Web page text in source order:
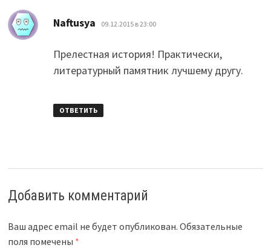
Naftusya 09.12.2015 в 23:00
Прелестная история! Практически,
литературный памятник лучшему другу.
ОТВЕТИТЬ
Добавить комментарий
Ваш адрес email не будет опубликован. Обязательные
поля помечены *